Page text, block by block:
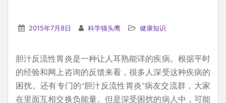
2015年7月8日 科学猫头鹰 健康知识
胆汁反流性胃炎是一种让人耳熟能详的疾病。根据平时
的经验和网上咨询的反馈来看，很多人深受这种疾病的
困扰。还有专门的“胆汁反流性胃炎”病友交流群，大家
在里面互相交换负能量。但是深受困扰的病人中，可能